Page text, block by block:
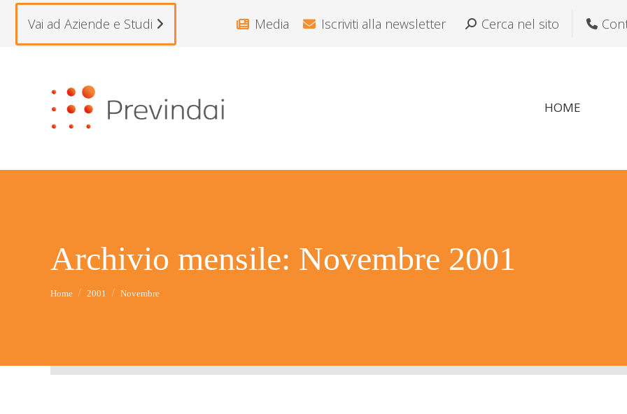
Vai ad Aziende e Studi Media Iscriviti alla newsletter Cerca:Cerca nel sito
HOME
Archivio mensile: Novembre 2001
Tu sei qui:
Home 2001 Novembre